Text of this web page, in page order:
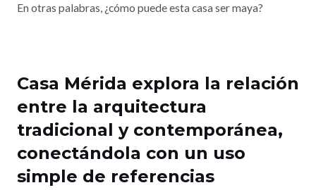
En otras palabras, ¿cómo puede esta casa ser maya?
Casa Mérida explora la relación
entre la arquitectura
tradicional y contemporánea,
conectándola con un uso
simple de referencias